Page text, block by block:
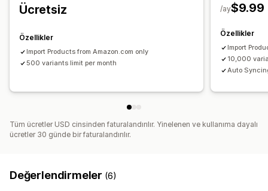
Ücretsiz
Özellikler
Import Products from Amazon.com only
500 variants limit per month
$9.99
/ay
Özellikler
Import
10,000
Auto
Tüm ücretler USD cinsinden faturalandırılır. Yinelenen ve kullanıma dayalı
ücretler 30 günde bir faturalandırılır.
Değerlendirmeler (6)